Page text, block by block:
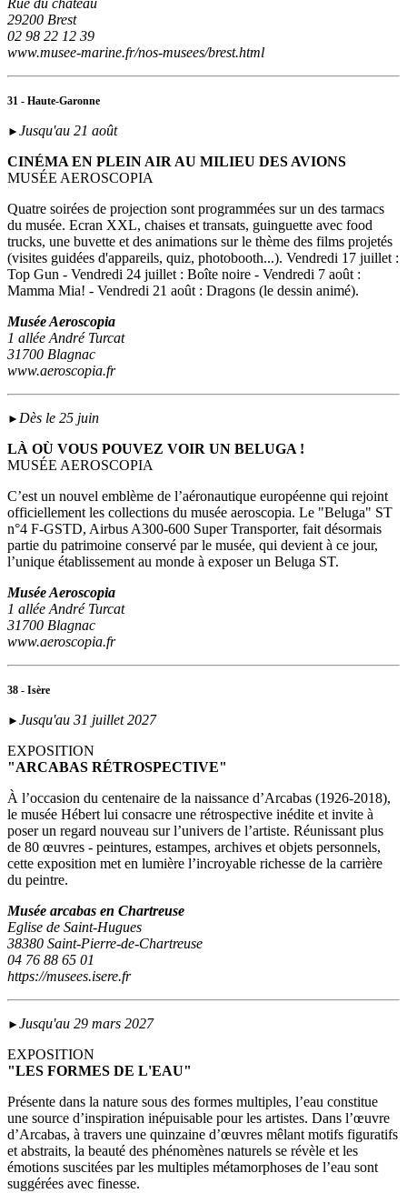
Rue du château
29200 Brest
02 98 22 12 39
www.musee-marine.fr/nos-musees/brest.html
31 - Haute-Garonne
► Jusqu'au 21 août
CINÉMA EN PLEIN AIR AU MILIEU DES AVIONS
MUSÉE AEROSCOPIA
Quatre soirées de projection sont programmées sur un des tarmacs
du musée. Ecran XXL, chaises et transats, guinguette avec food
trucks, une buvette et des animations sur le thème des films projetés
(visites guidées d'appareils, quiz, photobooth...). Vendredi 17 juillet :
Top Gun - Vendredi 24 juillet : Boîte noire - Vendredi 7 août :
Mamma Mia! - Vendredi 21 août : Dragons (le dessin animé).
Musée Aeroscopia
1 allée André Turcat
31700 Blagnac
www.aeroscopia.fr
► Dès le 25 juin
LÀ OÙ VOUS POUVEZ VOIR UN BELUGA !
MUSÉE AEROSCOPIA
C’est un nouvel emblème de l’aéronautique européenne qui rejoint
officiellement les collections du musée aeroscopia. Le "Beluga" ST
n°4 F-GSTD, Airbus A300-600 Super Transporter, fait désormais
partie du patrimoine conservé par le musée, qui devient à ce jour,
l’unique établissement au monde à exposer un Beluga ST.
Musée Aeroscopia
1 allée André Turcat
31700 Blagnac
www.aeroscopia.fr
38 - Isère
► Jusqu'au 31 juillet 2027
EXPOSITION
"ARCABAS RÉTROSPECTIVE"
À l’occasion du centenaire de la naissance d’Arcabas (1926-2018),
le musée Hébert lui consacre une rétrospective inédite et invite à
poser un regard nouveau sur l’univers de l’artiste. Réunissant plus
de 80 œuvres - peintures, estampes, archives et objets personnels,
cette exposition met en lumière l’incroyable richesse de la carrière
du peintre.
Musée arcabas en Chartreuse
Eglise de Saint-Hugues
38380 Saint-Pierre-de-Chartreuse
04 76 88 65 01
https://musees.isere.fr
► Jusqu'au 29 mars 2027
EXPOSITION
"LES FORMES DE L'EAU"
Présente dans la nature sous des formes multiples, l’eau constitue
une source d’inspiration inépuisable pour les artistes. Dans l’œuvre
d’Arcabas, à travers une quinzaine d’œuvres mêlant motifs figuratifs
et abstraits, la beauté des phénomènes naturels se révèle et les
émotions suscitées par les multiples métamorphoses de l’eau sont
suggérées avec finesse.